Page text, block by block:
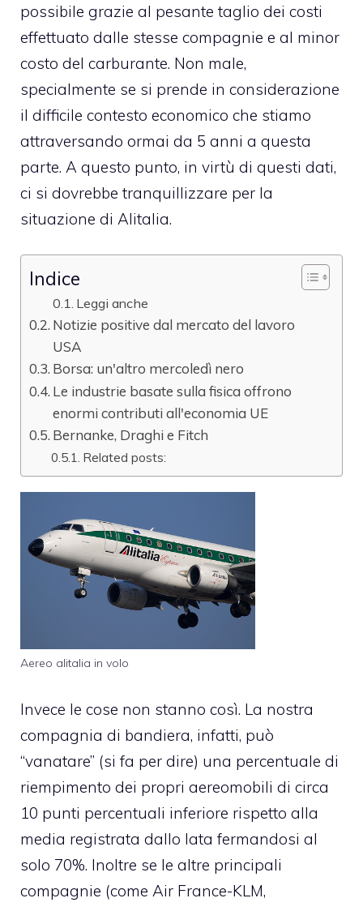
possibile grazie al pesante taglio dei costi
effettuato dalle stesse compagnie e al minor
costo del carburante. Non male,
specialmente se si prende in considerazione
il difficile contesto economico che stiamo
attraversando ormai da 5 anni a questa
parte. A questo punto, in virtù di questi dati,
ci si dovrebbe tranquillizzare per la
situazione di Alitalia.
Indice
Leggi anche
Notizie positive dal mercato del lavoro
USA
Borsa: un'altro mercoledì nero
Le industrie basate sulla fisica offrono
enormi contributi all'economia UE
Bernanke, Draghi e Fitch
Related posts:
Aereo alitalia in volo
Invece le cose non stanno così. La nostra
compagnia di bandiera, infatti, può
“vanatare” (si fa per dire) una percentuale di
riempimento dei propri aereomobili di circa
10 punti percentuali inferiore rispetto alla
media registrata dallo Iata fermandosi al
solo 70%. Inoltre se le altre principali
compagnie (come Air France-KLM,